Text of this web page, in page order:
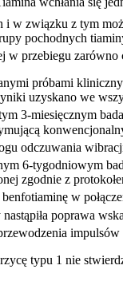
w związku z tym
pochodnych
w przebiegu
próbami
uzyskano we
3-miesięcznym
odczuwania
6-tygodniowym
zgodnie z
w
poprawa
typu 1 nie